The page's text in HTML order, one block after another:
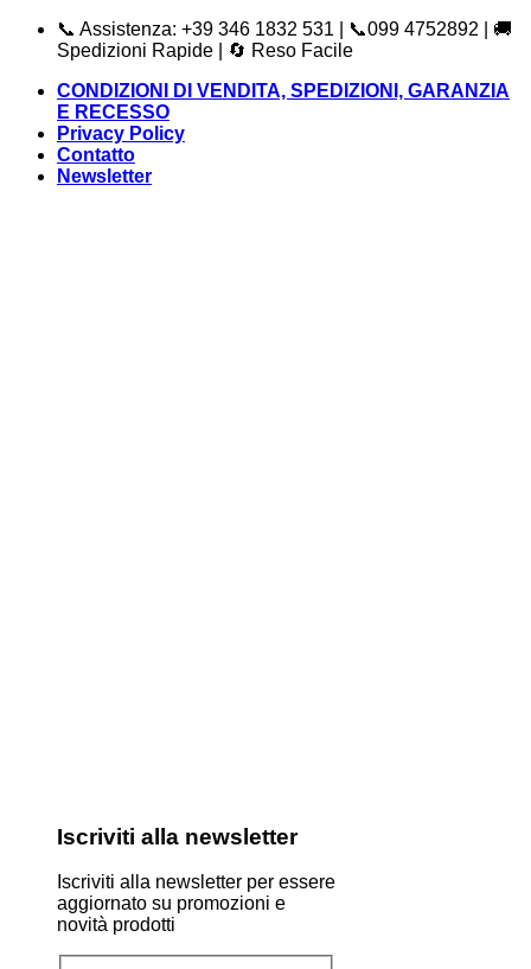
Salta
📞 Assistenza: +39 346 1832 531 | 📞099 4752892 | 🚚
Spedizioni Rapide | 🔄 Reso Facile
CONDIZIONI DI VENDITA, SPEDIZIONI, GARANZIA
E RECESSO
Privacy Policy
Contatto
Newsletter
Iscriviti alla newsletter
Iscriviti alla newsletter per essere
aggiornato su promozioni e
novità prodotti